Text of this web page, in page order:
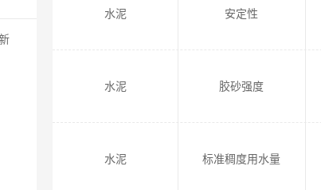
水泥 安定性
水泥 胶砂强度
水泥 标准稠度用水量